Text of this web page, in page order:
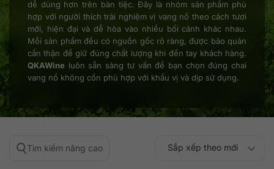
dễ dùng hơn trên bàn tiệc. Đây là nhóm sản phẩm phù
hợp với người thích trải nghiệm vị vang nổ theo cách tươi
mới, hiện đại và dễ hòa vào nhiều bối cảnh khác nhau.
Mỗi sản phẩm đều có nguồn gốc rõ ràng, được bảo quản
cẩn thận để giữ đúng chất lượng khi đến tay khách hàng.
QKAWine luôn sẵn sàng tư vấn để bạn chọn đúng chai
vang nổ không cồn phù hợp với khẩu vị và dịp sử dụng.
Tìm kiếm nâng cao Sắp xếp theo
Sắp xếp theo mới